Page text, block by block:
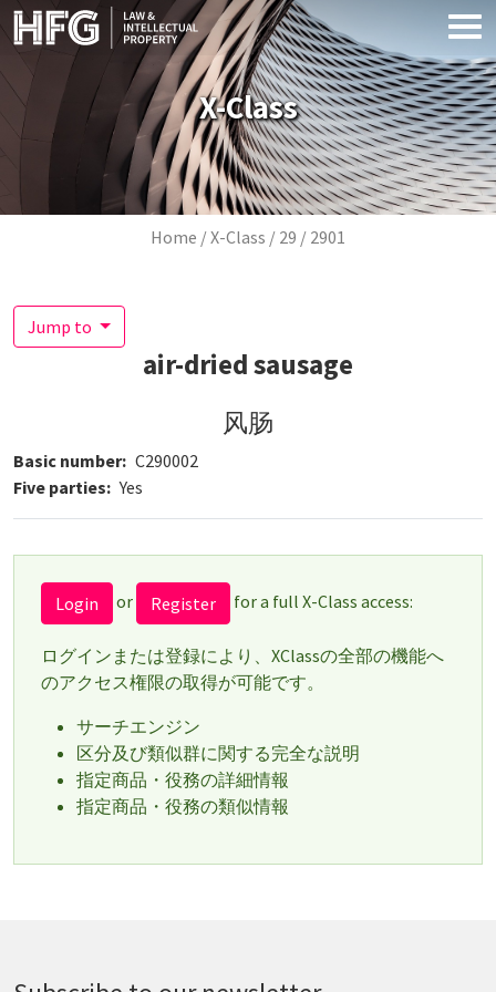
Skip to main content
X-Class
Breadcrumb
Home X-Class 29 2901
Jump to
air-dried sausage
风肠
Basic number C290002
Five parties
Yes
Login or Register for a full X-Class access:
ログインまたは登録により、XClassの全部の機能へ
のアクセス権限の取得が可能です。
サーチエンジン
区分及び類似群に関する完全な説明
指定商品・役務の詳細情報
指定商品・役務の類似情報